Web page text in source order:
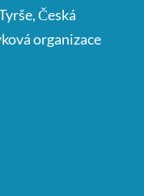
Česká
organizace